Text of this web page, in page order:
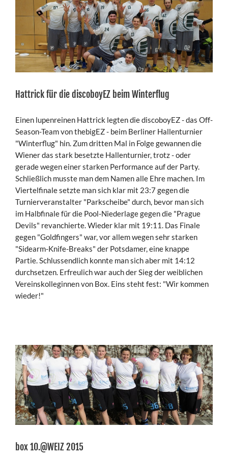
Hattrick für die discoboyEZ beim Winterflug
Einen lupenreinen Hattrick legten die discoboyEZ - das Off-
Season-Team von thebigEZ - beim Berliner Hallenturnier
"Winterflug" hin. Zum dritten Mal in Folge gewannen die
Wiener das stark besetzte Hallenturnier, trotz - oder
gerade wegen einer starken Performance auf der Party.
Schließlich musste man dem Namen alle Ehre machen. Im
Viertelfinale setzte man sich klar mit 23:7 gegen die
Turnierveranstalter "Parkscheibe" durch, bevor man sich
im Halbfinale für die Pool-Niederlage gegen die "Prague
Devils" revanchierte. Wieder klar mit 19:11. Das Finale
gegen "Goldfingers" war, vor allem wegen sehr starken
"Sidearm-Knife-Breaks" der Potsdamer, eine knappe
Partie. Schlussendlich konnte man sich aber mit 14:12
durchsetzen. Erfreulich war auch der Sieg der weiblichen
Vereinskolleginnen von Box. Eins steht fest: "Wir kommen
wieder!"
box 10.@WEIZ 2015